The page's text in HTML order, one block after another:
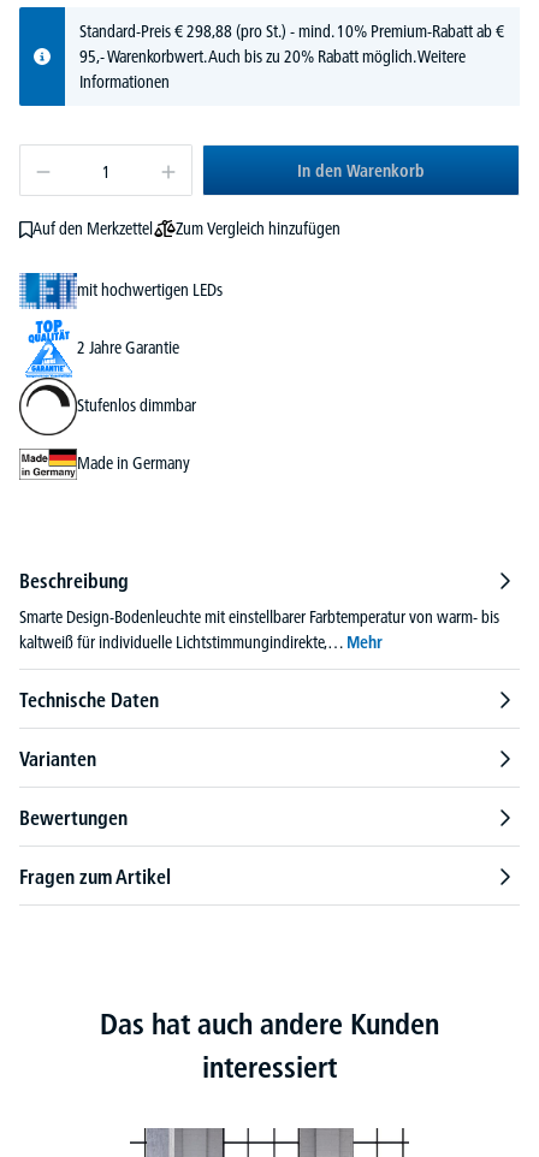
Standard-Preis€298,88(pro St.) - mind. 10% Premium-Rabatt ab €
95,- Warenkorbwert. Auch bis zu 20% Rabatt möglich.Weitere
Informationen
In den Warenkorb
Auf den Merkzettel Zum Vergleich hinzufügen
mit hochwertigen LEDs
2 Jahre Garantie
Stufenlos dimmbar
Made in Germany
Beschreibung
Smarte Design-Bodenleuchte mit einstellbarer Farbtemperatur von warm- bis
kaltweiß für individuelle Lichtstimmungindirekte,… Mehr
Technische Daten
Varianten
Bewertungen
Fragen zum Artikel
Das hat auch andere Kunden
interessiert